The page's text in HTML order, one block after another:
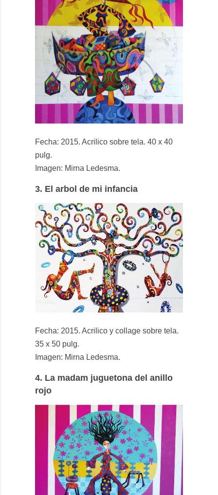
Fecha: 2015. Acrilico sobre tela. 40 x 40
pulg.
Imagen: Mirna Ledesma.
3. El arbol de mi infancia
Fecha: 2015. Acrilico y collage sobre tela.
35 x 50 pulg.
Imagen: Mirna Ledesma.
4. La madam juguetona del anillo
rojo